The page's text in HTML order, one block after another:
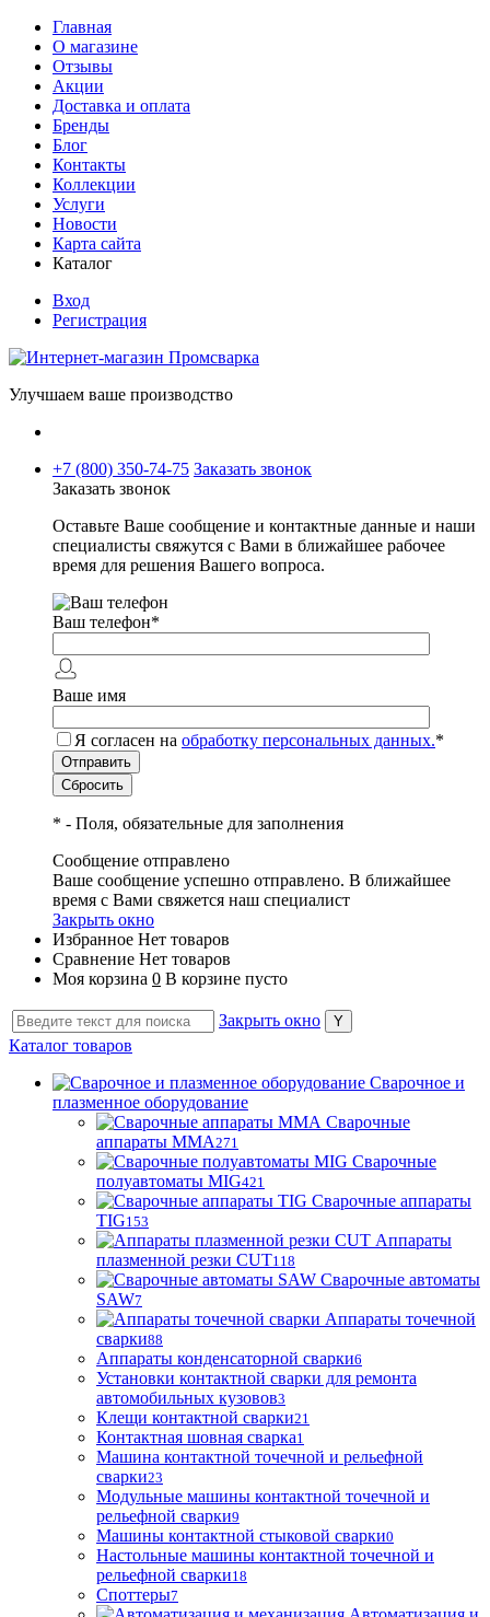
Главная
О магазине
Отзывы
Акции
Доставка и оплата
Бренды
Блог
Контакты
Коллекции
Услуги
Новости
Карта сайта
Каталог
Вход
Регистрация
Улучшаем ваше производство
+7 (800) 350-74-75 Заказать звонок
Заказать звонок
Оставьте Ваше сообщение и контактные данные и наши
специалисты свяжутся с Вами в ближайшее рабочее
время для решения Вашего вопроса.
Ваш телефон*
Ваше имя
Я согласен на обработку персональных данных.*
* - Поля, обязательные для заполнения
Сообщение отправлено
Ваше сообщение успешно отправлено. В ближайшее
время с Вами свяжется наш специалист
Закрыть окно
Избранное Нет товаров
Сравнение Нет товаров
Моя корзина 0 В корзине пусто
Закрыть окно
Каталог товаров
Сварочное и
плазменное оборудование
Сварочные
аппараты MMA271
Сварочные
полуавтоматы MIG421
Сварочные аппараты
TIG153
Аппараты
плазменной резки CUT118
Сварочные автоматы
SAW7
Аппараты точечной
сварки88
Аппараты конденсаторной сварки6
Установки контактной сварки для ремонта
автомобильных кузовов3
Клещи контактной сварки21
Контактная шовная сварка1
Машина контактной точечной и рельефной
сварки23
Модульные машины контактной точечной и
рельефной сварки9
Машины контактной стыковой сварки0
Настольные машины контактной точечной и
рельефной сварки18
Споттеры7